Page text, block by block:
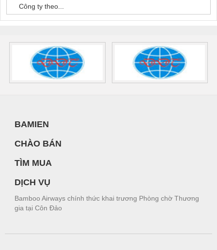
Công ty theo...
BAMIEN
CHÀO BÁN
TÌM MUA
DỊCH VỤ
Bamboo Airways chính thức khai trương Phòng chờ Thương
gia tại Côn Đảo